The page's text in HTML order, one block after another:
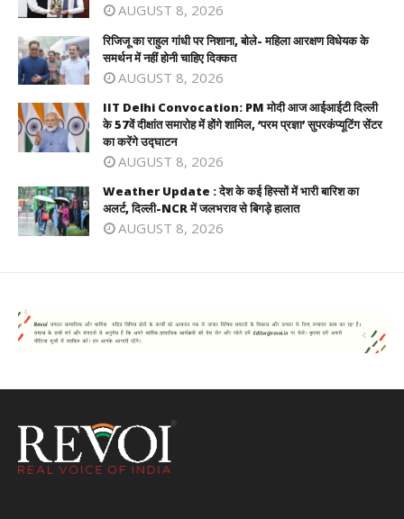
AUGUST 8, 2026
रिजिजू का राहुल गांधी पर निशाना, बोले- महिला आरक्षण विधेयक के
समर्थन में नहीं होनी चाहिए दिक्कत
AUGUST 8, 2026
IIT Delhi Convocation: PM मोदी आज आईआईटी दिल्ली
के 57वें दीक्षांत समारोह में होंगे शामिल, ‘परम प्रज्ञा’ सुपरकंप्यूटिंग सेंटर
का करेंगे उद्घाटन
AUGUST 8, 2026
Weather Update : देश के कई हिस्सों में भारी बारिश का
अलर्ट, दिल्ली-NCR में जलभराव से बिगड़े हालात
AUGUST 8, 2026